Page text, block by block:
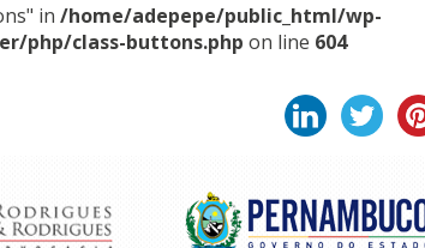
in /home/adepepe/public_html/wp-
php/class-buttons.php on line 604